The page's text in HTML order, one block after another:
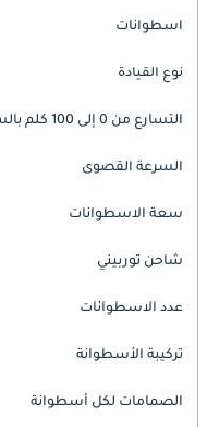
اسطوانات
نوع القيادة
التسارع من 0 إلى 100 كلم بالساعة
السرعة القصوى
سعة الاسطوانات
شاحن توربيني
عدد الاسطوانات
تركيبة الأسطوانة
الصمامات لكل أسطوانة